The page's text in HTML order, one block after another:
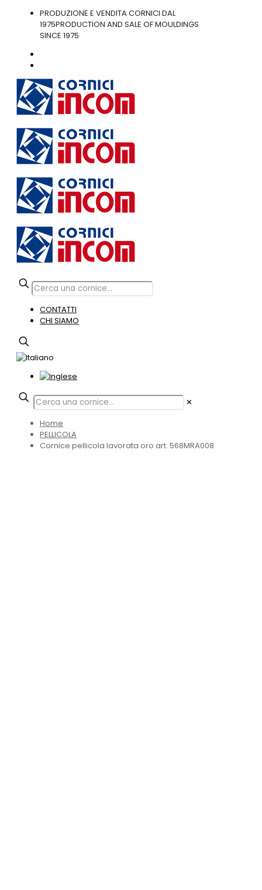
PRODUZIONE E VENDITA CORNICI DAL
1975PRODUCTION AND SALE OF MOULDINGS
SINCE 1975
CONTATTI
CHI SIAMO
✕
Home
PELLICOLA
Cornice pellicola lavorata oro art. 568MRA008